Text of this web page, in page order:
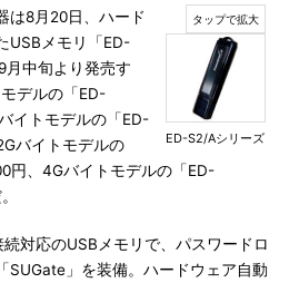
ED-S2/Aシリーズ
は8月20日、ハード
USBメモリ「ED-
月中旬より発売す
デルの「ED-
イトモデルの「ED-
バイトモデルの
円、4Gバイトモデルの「ED-
対応のUSBメモリで、パスワードロ
SUGate」を装備。ハードウェア自動